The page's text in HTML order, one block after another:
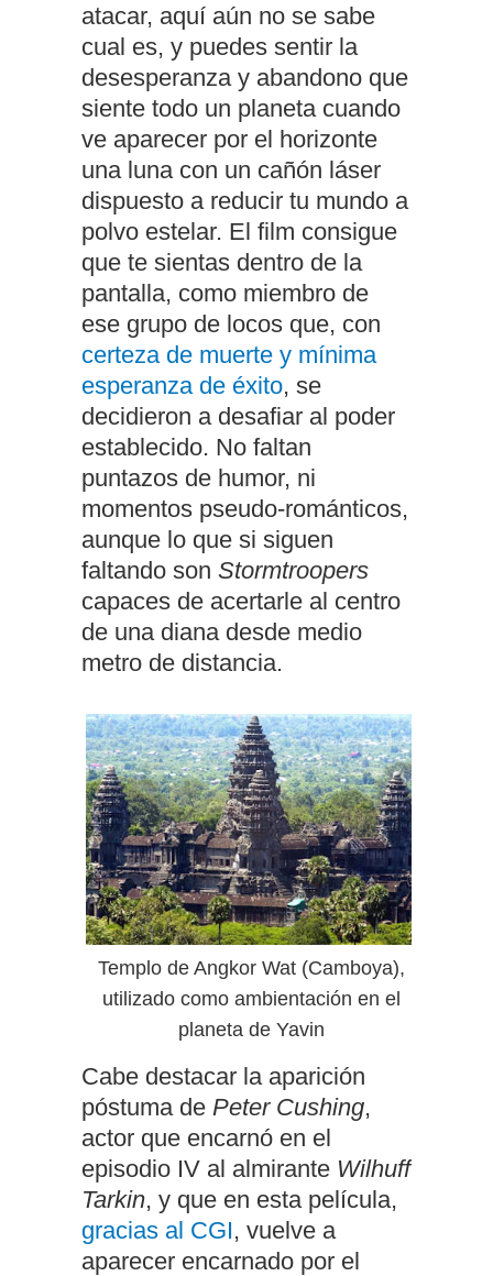
atacar, aquí aún no se sabe
cual es, y puedes sentir la
desesperanza y abandono que
siente todo un planeta cuando
ve aparecer por el horizonte
una luna con un cañón láser
dispuesto a reducir tu mundo a
polvo estelar. El film consigue
que te sientas dentro de la
pantalla, como miembro de
ese grupo de locos que, con
certeza de muerte y mínima
esperanza de éxito, se
decidieron a desafiar al poder
establecido. No faltan
puntazos de humor, ni
momentos pseudo-románticos,
aunque lo que si siguen
faltando son Stormtroopers
capaces de acertarle al centro
de una diana desde medio
metro de distancia.
Templo de Angkor Wat (Camboya),
utilizado como ambientación en el
planeta de Yavin
Cabe destacar la aparición
póstuma de Peter Cushing,
actor que encarnó en el
episodio IV al almirante Wilhuff
Tarkin, y que en esta película,
gracias al CGI, vuelve a
aparecer encarnado por el